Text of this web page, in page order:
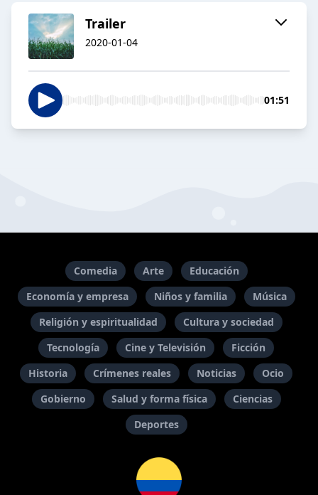
Trailer
2020-01-04
01:51
Comedia Arte
Educación
Economía y empresa
Niños y familia
Música
Religión y espiritualidad
Cultura y sociedad
Tecnología
Cine y Televisión
Ficción
Historia
Crímenes reales Noticias
Ocio
Gobierno
Salud y forma física
Ciencias
Deportes